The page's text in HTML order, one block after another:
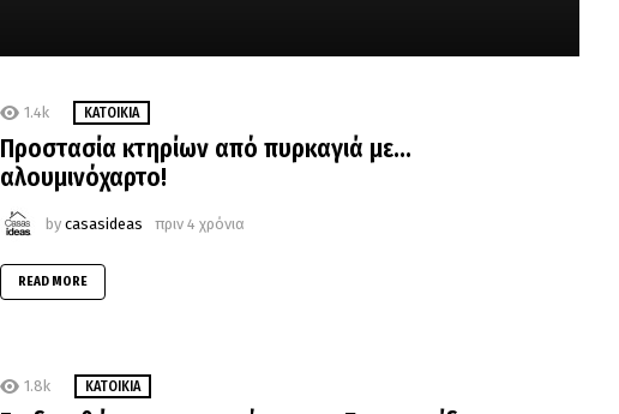
1.4k ΚΑΤΟΙΚΊΑ
Προστασία κτηρίων από πυρκαγιά με…
αλουμινόχαρτο!
by casasideas πριν 4 χρόνια
READ MORE
1.8k ΚΑΤΟΙΚΊΑ